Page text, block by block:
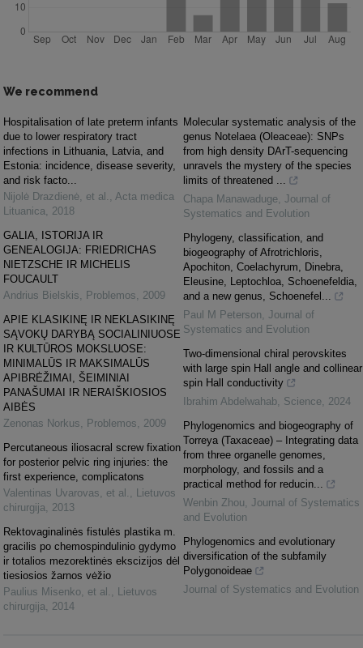
We recommend
Hospitalisation of late preterm infants
due to lower respiratory tract
infections in Lithuania, Latvia, and
Estonia: incidence, disease severity,
and risk facto...
Nijolė Drazdienė, et al. , Acta medica
Lituanica, 2018
GALIA, ISTORIJA IR
GENEALOGIJA: FRIEDRICHAS
NIETZSCHE IR MICHELIS
FOUCAULT
Andrius Bielskis, Problemos, 2009
APIE KLASIKINĘ IR NEKLASIKINĘ
SĄVOKŲ DARYBĄ SOCIALINIUOSE
IR KULTŪROS MOKSLUOSE:
MINIMALŪS IR MAKSIMALŪS
APIBRĖŽIMAI, ŠEIMINIAI
PANAŠUMAI IR NERAIŠKIOSIOS
AIBĖS
Zenonas Norkus, Problemos, 2009
Percutaneous iliosacral screw fixation
for posterior pelvic ring injuries: the
first experience, complicatons
Valentinas Uvarovas, et al. , Lietuvos
chirurgija, 2013
Rektovaginalinės fistulės plastika m.
gracilis po chemospindulinio gydymo
ir totalios mezorektinės ekscizijos dėl
tiesiosios žarnos vėžio
Paulius Misenko, et al. , Lietuvos
chirurgija, 2014
Molecular systematic analysis of the
genus Notelaea (Oleaceae): SNPs
from high density DArT-sequencing
unravels the mystery of the species
limits of threatened ...
Chapa Manawaduge, Journal of
Systematics and Evolution
Phylogeny, classification, and
biogeography of Afrotrichloris,
Apochiton, Coelachyrum, Dinebra,
Eleusine, Leptochloa, Schoenefeldia,
and a new genus, Schoenefel...
Paul M Peterson, Journal of
Systematics and Evolution
Two-dimensional chiral perovskites
with large spin Hall angle and collinear
spin Hall conductivity
Ibrahim Abdelwahab, Science, 2024
Phylogenomics and biogeography of
Torreya (Taxaceae) – Integrating data
from three organelle genomes,
morphology, and fossils and a
practical method for reducin...
Wenbin Zhou, Journal of Systematics
and Evolution
Phylogenomics and evolutionary
diversification of the subfamily
Polygonoideae
Journal of Systematics and Evolution